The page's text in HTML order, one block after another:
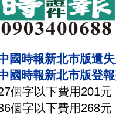
國時報新北市版遺失
國時報新北市版登
個字以下費用201元
個字以下費用268元